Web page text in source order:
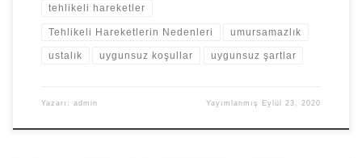
tehlikeli hareketler
Tehlikeli Hareketlerin Nedenleri umursamazlık
ustalık uygunsuz koşullar uygunsuz şartlar
Yazarı: admin Yayımlanmış Eylül 23, 2020